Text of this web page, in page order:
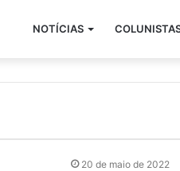
NOTÍCIAS
20 de maio de 2022